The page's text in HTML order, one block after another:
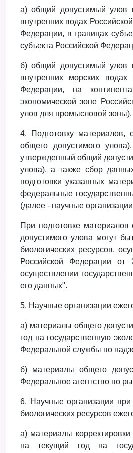
а) общий допустимый улов
внутренних водах
Федерации, в границах
субъекта Российской
б) общий допустимый улов
внутренних морских
Федерации, на
экономической зоне
улов для промысловой зоны).
4. Подготовку
общего допустимого
утвержденный общий
улова), а также сбор
подготовки указанных
федеральные
(далее - научные
При подготовке
допустимого улова могут
биологических ресурсов,
Российской Федерации
осуществлении
его данных".
5. Научные организации
а) материалы общего
год на государственную
Федеральной службы по
б) материалы общего
Федеральное агентство по
6. Научные организации
биологических ресурсов
а) материалы
на текущий год на